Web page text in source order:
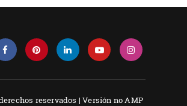
reservados |Versión no AMP